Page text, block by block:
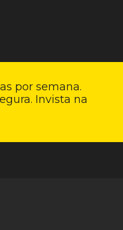
por semana.
Invista na